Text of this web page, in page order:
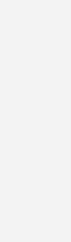
die gemeinsame
Logistik,
Orientierung in
­eQ-3
und
Technologie,
für d as